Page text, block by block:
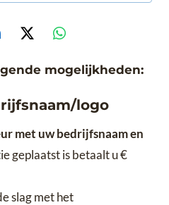
mogelijkheden:
logo
met uw bedrijfsnaam en
geplaatst is betaalt u €
slag met het